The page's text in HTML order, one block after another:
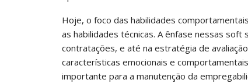
Hoje, o foco das habilidades
as habilidades técnicas. A ênfase nessas
contratações, e até na estratégia de
características emocionais e
importante para a manutenção da